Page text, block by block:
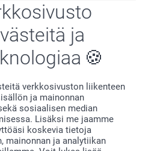
ja
verkkosivuston liikenteen
ja mainonnan
sosiaalisen median
Lisäksi me jaamme
koskevia tietoja
mainonnan ja analytiikan
se luodaksesi jotain, joka tuntuu
tuotteet, parannettuna
smartphoto